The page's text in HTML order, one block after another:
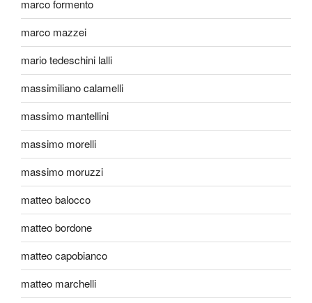
marco formento
marco mazzei
mario tedeschini lalli
massimiliano calamelli
massimo mantellini
massimo morelli
massimo moruzzi
matteo balocco
matteo bordone
matteo capobianco
matteo marchelli